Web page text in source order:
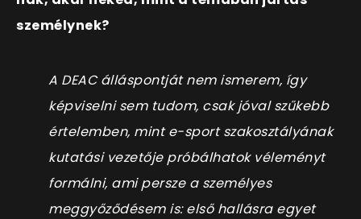
személynek?
A DEAC álláspontját nem ismerem, így
képviselni sem tudom, csak jóval szűkebb
értelemben, mint e-sport szakosztályának
kutatási vezetője próbálhatok véleményt
formálni, ami persze a személyes
meggyőződésem is: első hallásra egyet